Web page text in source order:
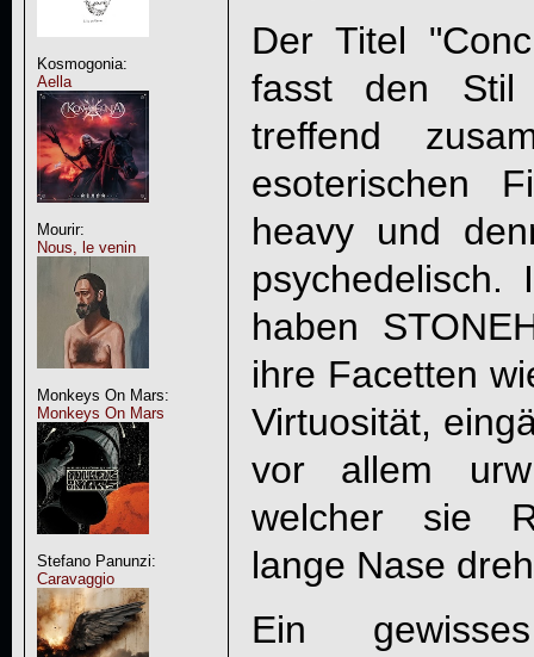
Kosmogonia:
Aella
Mourir:
Nous, le venin
Monkeys On Mars:
Monkeys On Mars
Stefano Panunzi:
Caravaggio
Der Titel
fasst den Stil
treffend
esoterischen
heavy und
psychedelisch.
haben
ihre Facetten
Virtuosität,
vor allem
welcher sie
lange Nase
Ein